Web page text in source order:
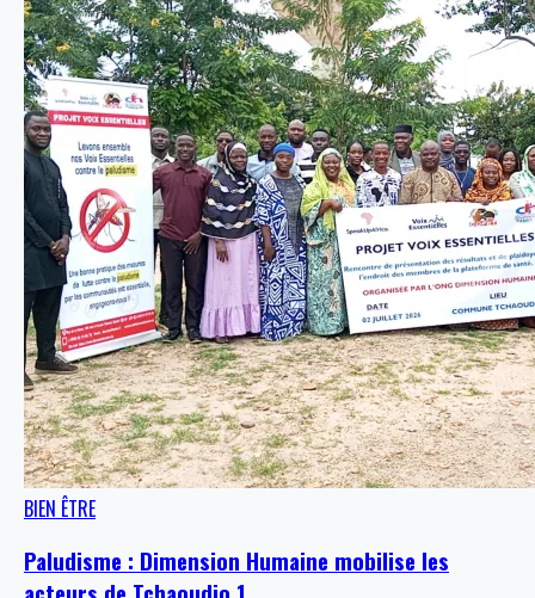
BIEN ÊTRE
Paludisme : Dimension Humaine mobilise les